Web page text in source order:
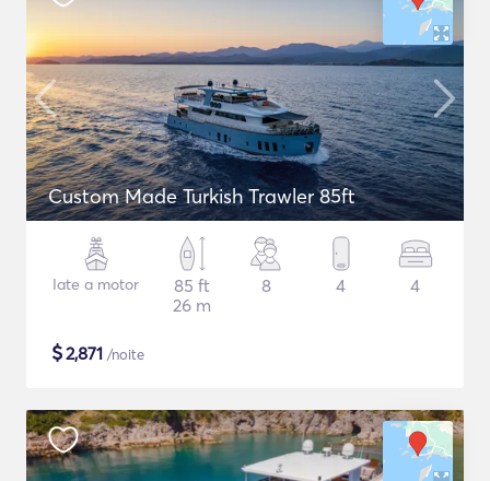
Custom Made Turkish Trawler 85ft
Iate a motor
85 ft
26 m
8 4 4
$2,871 /noite